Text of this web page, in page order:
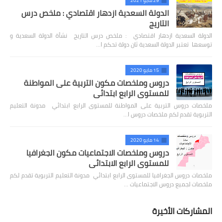
الدولة السعدية ازدهار اقتصادي : ملخص درس
التاريج
الدولة السعدية ازدهار اقتصادي : ملخص درس التاريج نشأة الدولة السعدية و
توسعها تعتبر الدولة السعدية ثان دولة تحكم ا…
15 مايو 2020
دروس وملخصات مكون التربية على المواطنة
للمستوى الرابع ابتدائي
ملخصات دروس التربية على المواطنة للمستوى الرابع ابتدائي مدونة التعليم
التربوية تقدم لكم ملخصات دروس ا…
14 مايو 2020
دروس وملخصات الاجتماعيات مكون الجغرافيا
للمستوى الرابع الابتدائي
ملخصات دروس الجغرافيا للمستوى الرابع ابتدائي مدونة التعليم التربوية تقدم لكم
ملخصات لجميع دروس الاجتماعيات …
المشاركات الأخيرة